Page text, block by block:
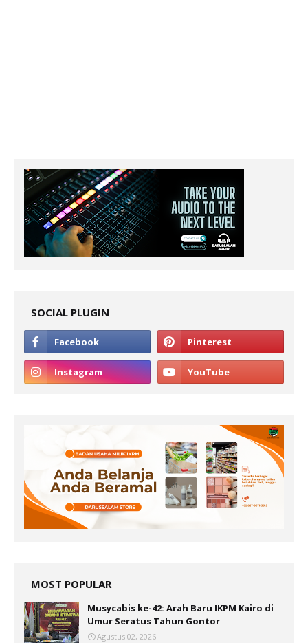
SOCIAL PLUGIN
MOST POPULAR
Musycabis ke-42: Arah Baru IKPM Kairo di
Umur Seratus Tahun Gontor
Agustus 02, 2026